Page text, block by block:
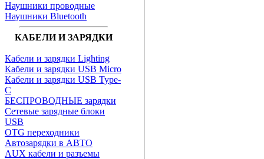
Наушники проводные
Наушники Bluetooth
КАБЕЛИ И ЗАРЯДКИ
Кабели и зарядки Lighting
Кабели и зарядки USB Micro
Кабели и зарядки USB Type-
C
БЕСПРОВОДНЫЕ зарядки
Сетевые зарядные блоки
USB
OTG переходники
Автозарядки в АВТО
AUX кабели и разъемы